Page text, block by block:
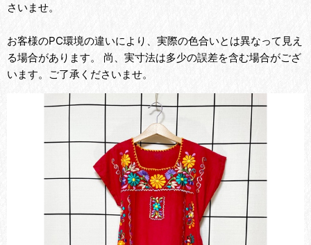
さいませ。
お客様のPC環境の違いにより、実際の色合いとは異なって見え
る場合があります。 尚、実寸法は多少の誤差を含む場合がござ
います。ご了承くださいませ。